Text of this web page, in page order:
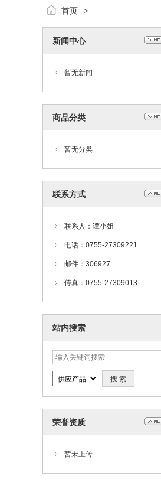
首页 >
新闻中心
暂无新闻
商品分类
暂无分类
联系方式
联系人：谭小姐
电话：0755-27309221
邮件：306927
传真：0755-27309013
站内搜索
荣誉资质
暂未上传